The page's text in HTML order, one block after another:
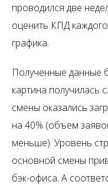
проводился две
оценить КПД
графика.
Полученные данные
картина получилась
смены оказались
на 40% (объем
меньше). Уровень
основной смены
бэк-офиса. А